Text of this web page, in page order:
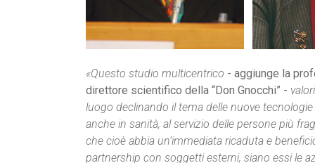
«Questo studio multicentrico - aggiunge la
direttore scientifico della “Don Gnocchi” -
luogo declinando il tema delle nuove
anche in sanità, al servizio delle persone più
che cioè abbia un’immediata ricaduta e
partnership con soggetti esterni, siano essi le